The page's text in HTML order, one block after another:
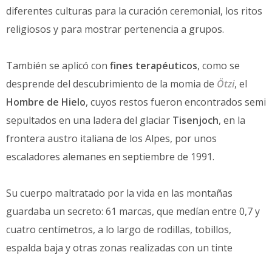
diferentes culturas para la curación ceremonial, los ritos
religiosos y para mostrar pertenencia a grupos.
También se aplicó con fines terapéuticos, como se
desprende del descubrimiento de la momia de Ötzi, el
Hombre de Hielo, cuyos restos fueron encontrados semi
sepultados en una ladera del glaciar Tisenjoch, en la
frontera austro italiana de los Alpes, por unos
escaladores alemanes en septiembre de 1991.
Su cuerpo maltratado por la vida en las montañas
guardaba un secreto: 61 marcas, que medían entre 0,7 y
cuatro centímetros, a lo largo de rodillas, tobillos,
espalda baja y otras zonas realizadas con un tinte